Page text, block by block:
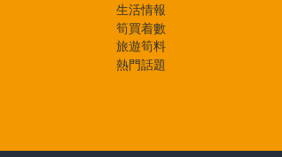
生活情報
筍買着數
旅遊筍料
熱門話題